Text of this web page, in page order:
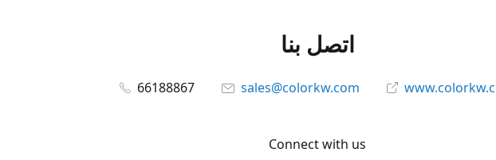
اتصل بنا
66188867 sales@colorkw.com
Connect with us